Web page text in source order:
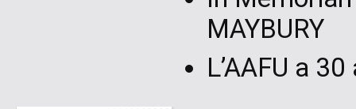
MAYBURY
L’AAFU a